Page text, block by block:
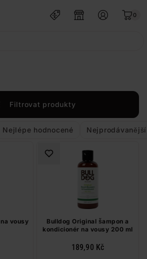
0
Filtrovat produkty
Nejlépe hodnocené Nejprodávanější
vousy
Bulldog Original šampon a
kondicionér na vousy 200 ml
189,90 Kč